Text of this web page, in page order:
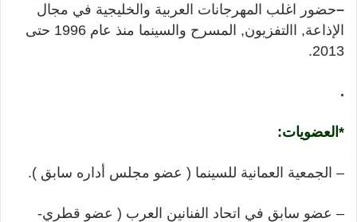
–حضور اغلب المهرجانات العربية والخليجية في مجال
الإذاعة, االتفزيون, المسرح والسينما منذ عام 1996 حتى
2013.
.
*العضويات:
– الجمعية العمانية للسينما ( عضو مجلس أداره سابق ).
– عضو سابق في اتحاد الفنانين العرب ( عضو قطري-